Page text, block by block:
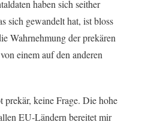
haben sich seither
sich gewandelt hat, ist bloss
Wahrnehmung der prekären
einem auf den anderen
prekär, keine Frage. Die hohe
EU-Ländern bereitet mir